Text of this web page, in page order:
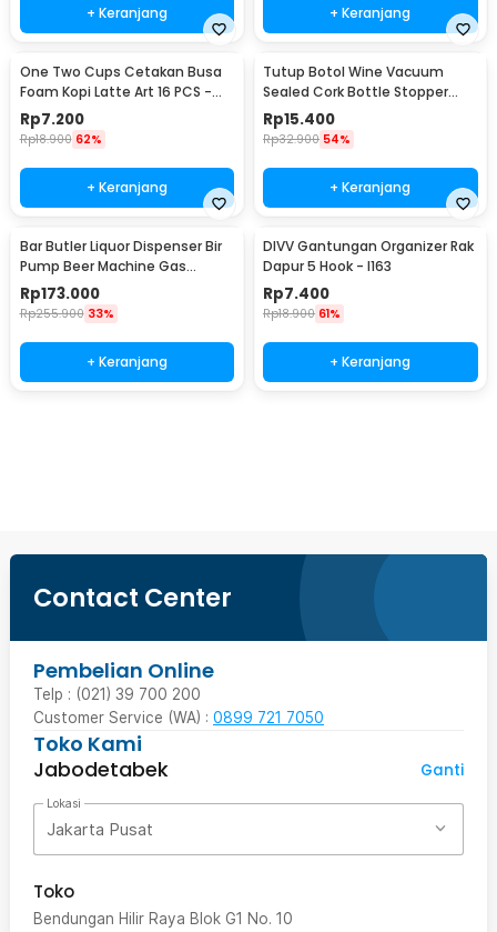
+ Keranjang + Keranjang
One Two Cups Cetakan Busa
Foam Kopi Latte Art 16 PCS -
JJYE01
Rp7.200
Rp18.900 62%
+ Keranjang
Tutup Botol Wine Vacuum
Sealed Cork Bottle Stopper
Stainless Steel - G94529
Rp15.400
Rp32.900 54%
+ Keranjang
Bar Butler Liquor Dispenser Bir
Pump Beer Machine Gas
Station 900ml - P-36
Rp173.000
Rp255.900 33%
+ Keranjang
DIVV Gantungan Organizer Rak
Dapur 5 Hook - I163
Rp7.400
Rp18.900 61%
+ Keranjang
Contact Center
Pembelian Online
Telp : (021) 39 700 200
Customer Service (WA) : 0899 721 7050
Toko Kami
Jabodetabek
Ganti
Lokasi
Jakarta Pusat
Toko
Bendungan Hilir Raya Blok G1 No. 10